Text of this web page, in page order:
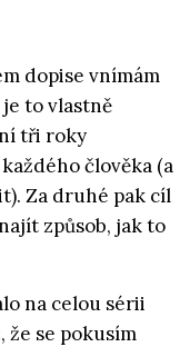
dopise vnímám
to vlastně
tři roky
člověka (a
Za druhé pak cíl
způsob, jak to
na celou sérii
že se pokusím